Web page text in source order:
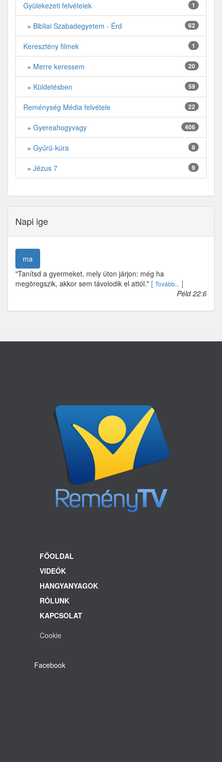
1
Gyülekezeti felvételek
62
» Bibliai Szabadegyetem - Érd
1
Keresztény filmek
20
» Merre keressem
59
» Küldetésben
22
Reménység Média felvétele
406
» Gyereahogyvagy
8
» Gyűrű-kúra
9
» Jézus 7
Napi ige
ma
"Tanítsd a gyermeket, mely úton járjon: még ha
megöregszik, akkor sem távolodik el attól." [ Tovább... ]
Péld 22:6
FŐOLDAL
VIDEÓK
HANGYANYAGOK
RÓLUNK
KAPCSOLAT
Cookie
Facebook